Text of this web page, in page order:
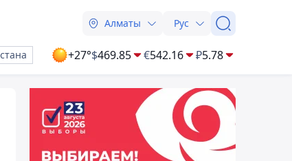
Алматы Рус
+27°$469.85 €542.16 ₽5.78